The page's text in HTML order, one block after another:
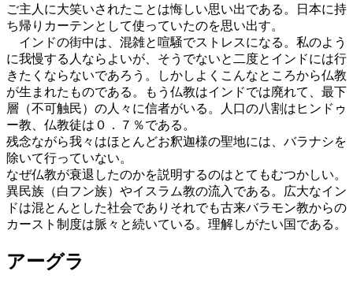
ご主人に大笑いされたことは悔しい思い出である。日本に持
ち帰りカーテンとして使っていたのを思い出す。
インドの街中は、混雑と喧騒でストレスになる。私のよう
に我慢する人ならよいが、そうでないと二度とインドには行
きたくならないであろう。しかしよくこんなところから仏教
が生まれたものである。もう仏教はインドでは廃れて、最下
層（不可触民）の人々に信者がいる。人口の八割はヒンドゥ
ー教、仏教徒は０．７％である。
残念ながら我々はほとんどお釈迦様の聖地には、バラナシを
除いて行っていない。
なぜ仏教が衰退したのかを説明するのはとてもむつかしい。
異民族（白フン族）やイスラム教の流入である。広大なイン
ドは混とんとした社会でありそれでも古来バラモン教からの
カースト制度は脈々と続いている。理解しがたい国である。
アーグラ